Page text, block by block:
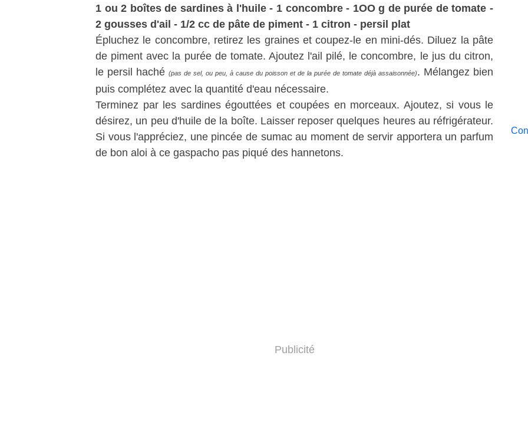
1 ou 2 boîtes de sardines à l'huile - 1 concombre - 1OO g de purée de tomate -
2 gousses d'ail - 1/2 cc de pâte de piment - 1 citron - persil plat
Épluchez le concombre, retirez les graines et coupez-le en mini-dés. Diluez la pâte
de piment avec la purée de tomate. Ajoutez l'ail pilé, le concombre, le jus du citron,
le persil haché (pas de sel, ou peu, à cause du poisson et de la purée de tomate déjà assaisonnée). Mélangez bien
puis complétez avec la quantité d'eau nécessaire.
Terminez par les sardines égouttées et coupées en morceaux. Ajoutez, si vous le
désirez, un peu d'huile de la boîte. Laisser reposer quelques heures au réfrigérateur.
Si vous l'appréciez, une pincée de sumac au moment de servir apportera un parfum
de bon aloi à ce gaspacho pas piqué des hannetons.
Publicité